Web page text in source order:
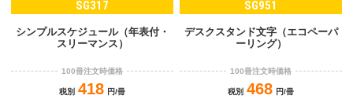
SG317
シンプルスケジュール（年表付・
スリーマンス）
100冊注文時価格
税別 418 円/冊
SG951
デスクスタンド文字（エコペーパ
ーリング）
100冊注文時価格
税別 468 円/冊